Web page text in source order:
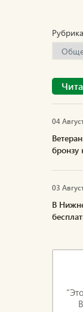
Рубрика
04
бронзу
03
В